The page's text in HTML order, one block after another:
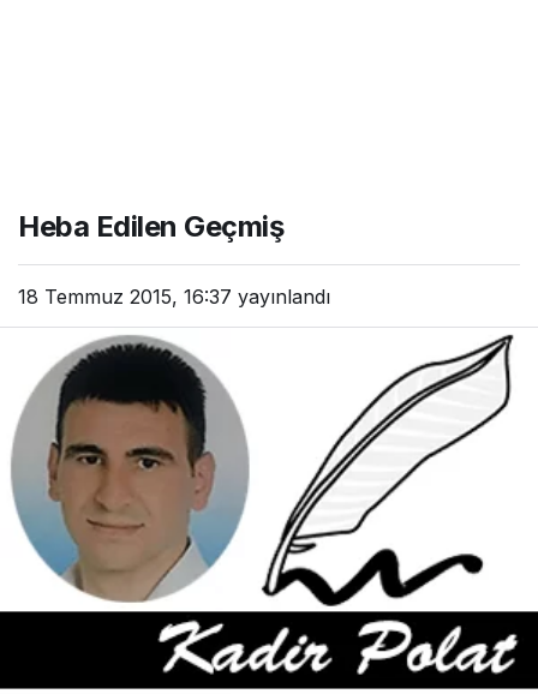
Heba Edilen Geçmiş
18 Temmuz 2015, 16:37 yayınlandı